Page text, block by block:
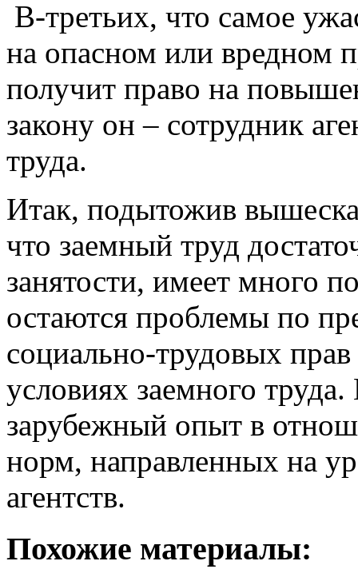
В-третьих, что самое
на опасном или вредном
получит право на
закону он – сотрудник
труда.
Итак, подытожив
что заемный труд
занятости, имеет много
остаются проблемы по
социально-трудовых
условиях заемного
зарубежный опыт в
норм, направленных на
агентств.
Похожие материалы: